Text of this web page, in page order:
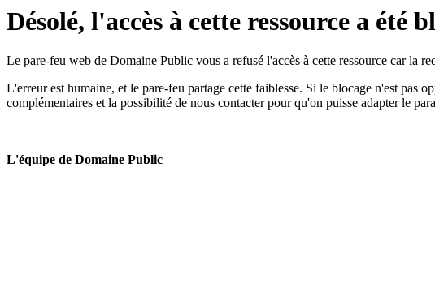
Désolé, l'accès à cette ressource a été
Le pare-feu web de Domaine Public vous a refusé l'accès à cette ressource car la
L'erreur est humaine, et le pare-feu partage cette faiblesse. Si le blocage n'est pas
complémentaires et la possibilité de nous contacter pour qu'on puisse adapter le
L'équipe de Domaine Public